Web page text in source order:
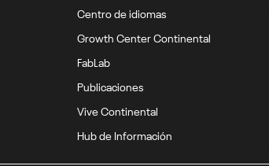
Centro de idiomas
Growth Center Continental
FabLab
Publicaciones
Vive Continental
Hub de Información